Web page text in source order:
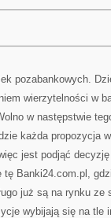
pozabankowych.
wierzytelności w
w następstwie
każda propozycja
jest podjąć
tę Banki24.com.pl,
już są na rynku ze
wybijają się na tle